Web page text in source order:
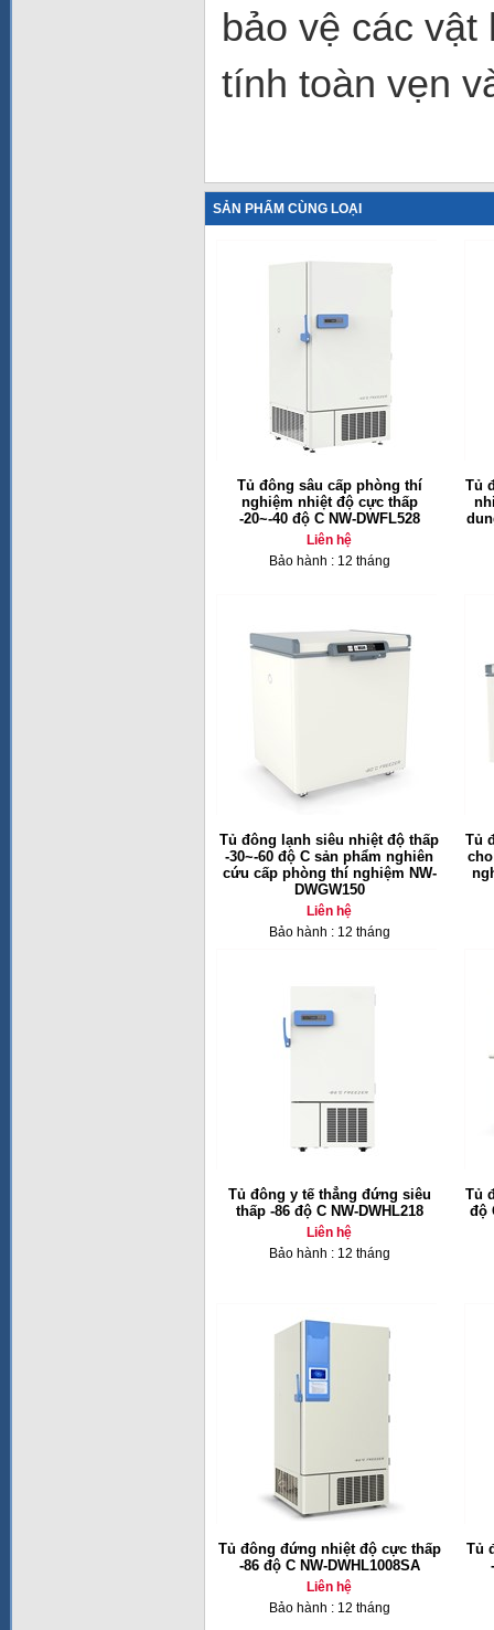
bảo vệ các
tính toàn vẹn
SẢN PHẨM CÙNG LOẠI
Tủ đông sâu cấp phòng thí
nghiệm nhiệt độ cực thấp
-20~-40 độ C NW-DWFL528
Liên hệ
Bảo hành : 12 tháng
Tủ
Tủ đông lạnh siêu nhiệt độ thấp
-30~-60 độ C sản phẩm nghiên
cứu cấp phòng thí nghiệm NW-
DWGW150
Liên hệ
Bảo hành : 12 tháng
Tủ
Tủ đông y tế thẳng đứng siêu
thấp -86 độ C NW-DWHL218
Liên hệ
Bảo hành : 12 tháng
Tủ
độ
Tủ đông đứng nhiệt độ cực thấp
-86 độ C NW-DWHL1008SA
Liên hệ
Bảo hành : 12 tháng
Tủ